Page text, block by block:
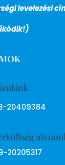
levelezési
20409384
20205317